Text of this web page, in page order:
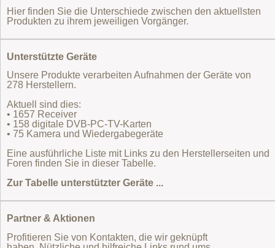
Hier finden Sie die Unterschiede zwischen den aktuellsten
Produkten zu ihrem jeweiligen Vorgänger.
Unterstützte Geräte
Unsere Produkte verarbeiten Aufnahmen der Geräte von
278 Herstellern.
Aktuell sind dies:
• 1657 Receiver
• 158 digitale DVB-PC-TV-Karten
• 75 Kamera und Wiedergabegeräte
Eine ausführliche Liste mit Links zu den Herstellerseiten und
Foren finden Sie in dieser Tabelle.
Zur Tabelle unterstützter Geräte ...
Partner & Aktionen
Profitieren Sie von Kontakten, die wir geknüpft